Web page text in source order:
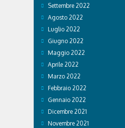
Settembre 2022
Agosto 2022
Luglio 2022
Giugno 2022
Maggio 2022
Aprile 2022
Marzo 2022
Febbraio 2022
Gennaio 2022
Dicembre 2021
Novembre 2021